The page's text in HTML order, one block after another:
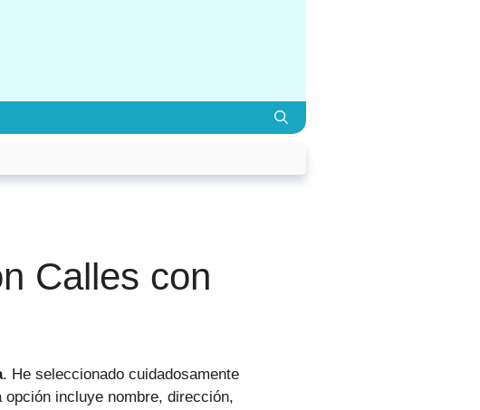
Calles con
. He seleccionado cuidadosamente
incluye nombre, dirección,